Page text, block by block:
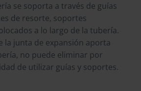
se soporta a través de guías
de resorte, soportes
a lo largo de la tubería.
la junta de expansión aporta
no puede eliminar por
de utilizar guías y soportes.